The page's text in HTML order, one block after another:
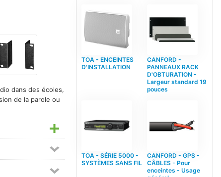
dans des écoles,
de la parole ou
TOA - ENCEINTES
D'INSTALLATION
CANFORD -
PANNEAUX RACK
D'OBTURATION -
Largeur standard 19
pouces
TOA - SÉRIE 5000 -
SYSTÈMES SANS FIL
CANFORD - GPS -
CÂBLES - Pour
enceintes - Usage